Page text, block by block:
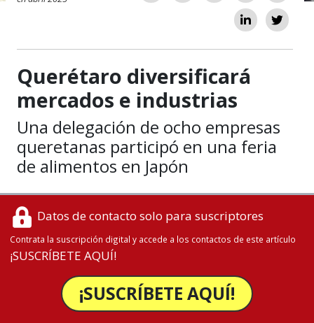
Querétaro diversificará
mercados e industrias
Una delegación de ocho empresas
queretanas participó en una feria
de alimentos en Japón
Datos de contacto solo para suscriptores
Contrata la suscripción digital y accede a los contactos de este artículo
¡SUSCRÍBETE AQUÍ!
¡SUSCRÍBETE AQUÍ!